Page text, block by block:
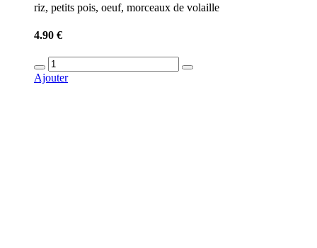
riz, petits pois, oeuf, morceaux de volaille
4.90 €
Ajouter